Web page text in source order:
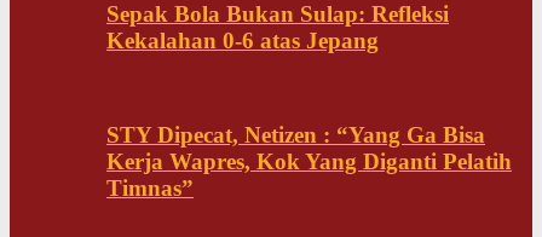
Sepak Bola Bukan Sulap: Refleksi
Kekalahan 0-6 atas Jepang
STY Dipecat, Netizen : “Yang Ga Bisa
Kerja Wapres, Kok Yang Diganti Pelatih
Timnas”